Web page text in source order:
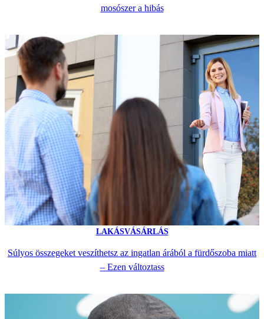
mosószer a hibás
LAKÁSVÁSÁRLÁS
Súlyos összegeket veszíthetsz az ingatlan árából a fürdőszoba miatt
– Ezen változtass